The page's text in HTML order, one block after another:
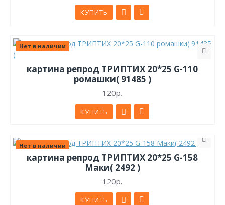
КУПИТЬ
Нет в наличии
картина репрод ТРИПТИХ 20*25 G-110
ромашки( 91485 )
120р.
КУПИТЬ
Нет в наличии
картина репрод ТРИПТИХ 20*25 G-158
Маки( 2492 )
120р.
КУПИТЬ